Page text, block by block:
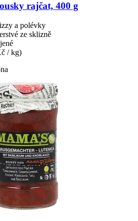
rajčat, 400 g
a polévky
ze sklizně
/ kg)